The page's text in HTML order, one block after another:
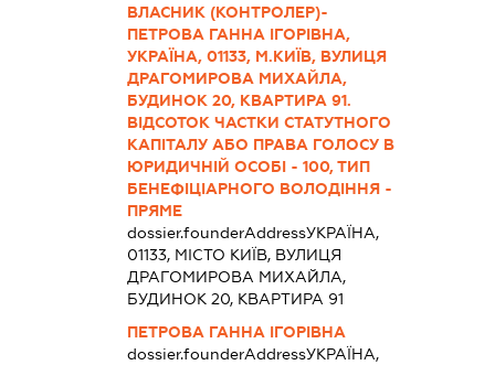
ВЛАСНИК (КОНТРОЛЕР)-
ПЕТРОВА ГАННА ІГОРІВНА,
УКРАЇНА, 01133, М.КИЇВ, ВУЛИЦЯ
ДРАГОМИРОВА МИХАЙЛА,
БУДИНОК 20, КВАРТИРА 91.
ВІДСОТОК ЧАСТКИ СТАТУТНОГО
КАПІТАЛУ АБО ПРАВА ГОЛОСУ В
ЮРИДИЧНІЙ ОСОБІ - 100, ТИП
БЕНЕФІЦІАРНОГО ВОЛОДІННЯ -
ПРЯМЕ
dossier.founderAddressУКРАЇНА,
01133, МІСТО КИЇВ, ВУЛИЦЯ
ДРАГОМИРОВА МИХАЙЛА,
БУДИНОК 20, КВАРТИРА 91
ПЕТРОВА ГАННА ІГОРІВНА
dossier.founderAddressУКРАЇНА,